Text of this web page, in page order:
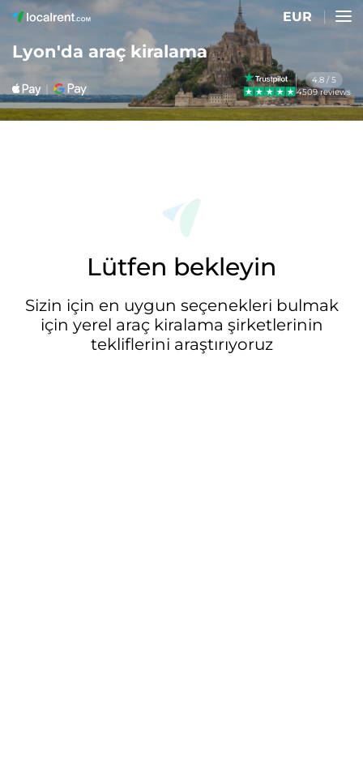
EUR
Lyon'da araç kiralama
4.8 / 5
4509 reviews
Lütfen bekleyin
Sizin için en uygun seçenekleri bulmak
için yerel araç kiralama şirketlerinin
tekliflerini araştırıyoruz